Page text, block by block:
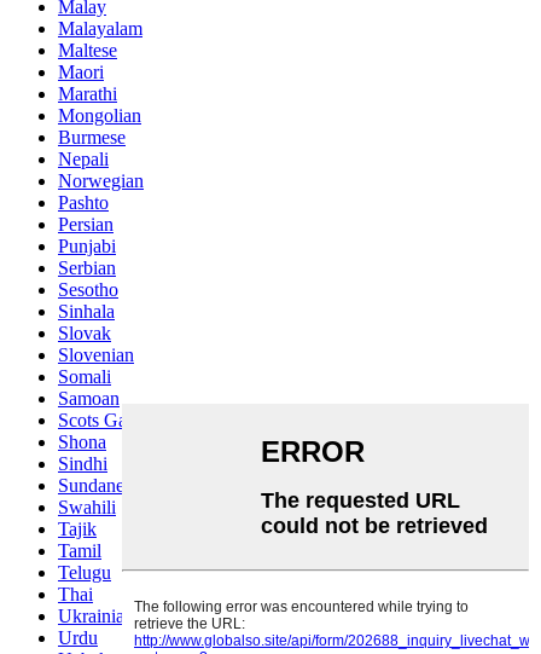
Malay
Malayalam
Maltese
Maori
Marathi
Mongolian
Burmese
Nepali
Norwegian
Pashto
Persian
Punjabi
Serbian
Sesotho
Sinhala
Slovak
Slovenian
Somali
Samoan
Scots Gaelic
Shona
Sindhi
Sundanese
Swahili
Tajik
Tamil
Telugu
Thai
Ukrainian
Urdu